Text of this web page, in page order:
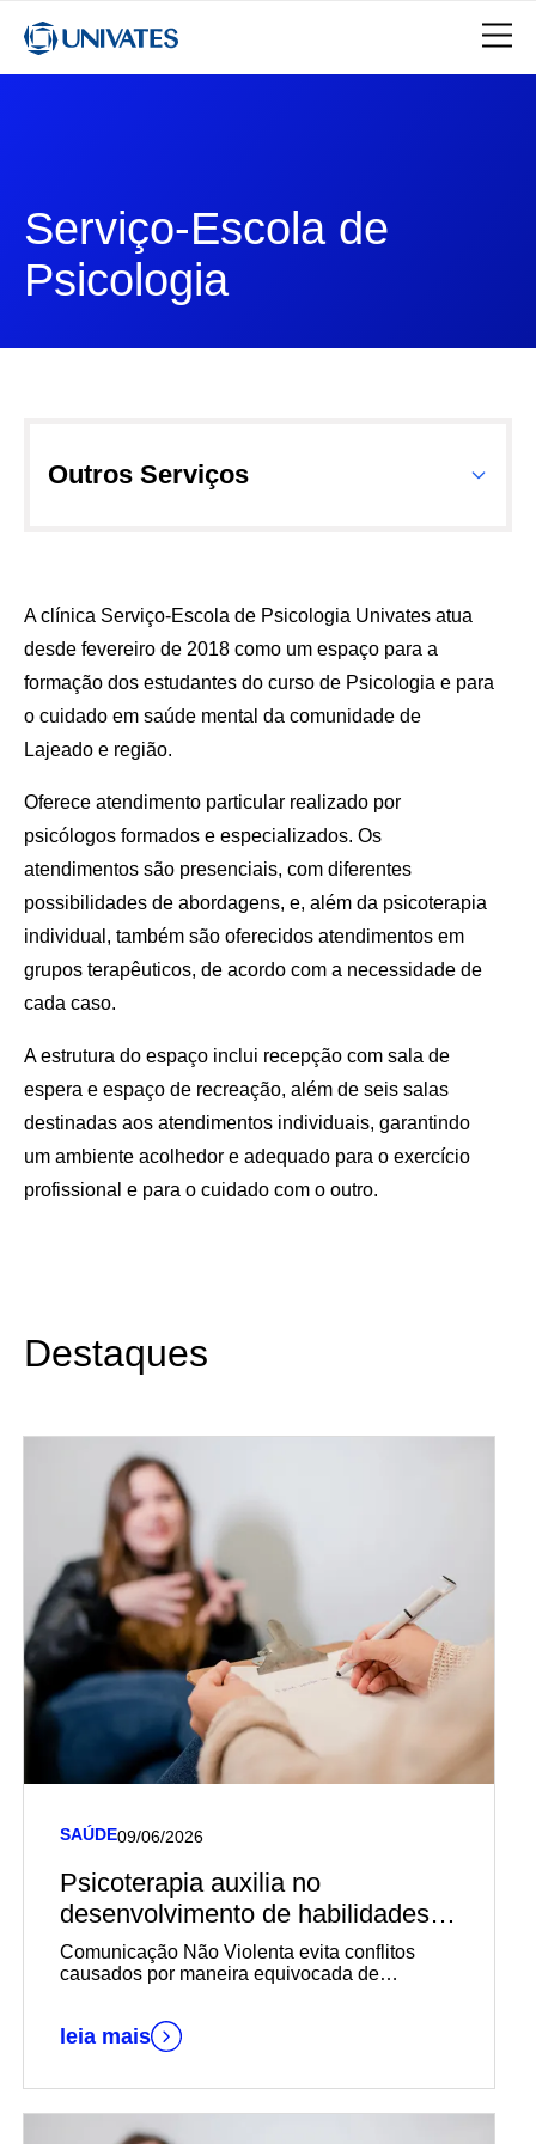
Serviço-Escola de
Psicologia
A clínica Serviço-Escola de Psicologia Univates atua
desde fevereiro de 2018 como um espaço para a
formação dos estudantes do curso de Psicologia e para
o cuidado em saúde mental da comunidade de
Lajeado e região.
Oferece atendimento particular realizado por
psicólogos formados e especializados. Os
atendimentos são presenciais, com diferentes
possibilidades de abordagens, e, além da psicoterapia
individual, também são oferecidos atendimentos em
grupos terapêuticos, de acordo com a necessidade de
cada caso.
A estrutura do espaço inclui recepção com sala de
espera e espaço de recreação, além de seis salas
destinadas aos atendimentos individuais, garantindo
um ambiente acolhedor e adequado para o exercício
profissional e para o cuidado com o outro.
Destaques
SAÚDE09/06/2026
Psicoterapia auxilia no
desenvolvimento de habilidades
de comunicação e na construção
de relações mais saudáveis
Comunicação Não Violenta evita conflitos
causados por maneira equivocada de
leia mais
Outros Serviços